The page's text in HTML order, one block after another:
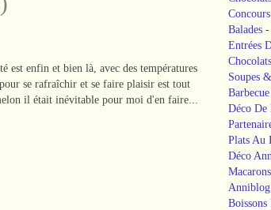
est enfin et bien là, avec des températures
se rafraîchir et se faire plaisir est tout
il était inévitable pour moi d'en faire...
Concours
Balades
Entrées
Soupes
Barbecue
Déco De
Plats Au
Déco
Macarons
Anniblog